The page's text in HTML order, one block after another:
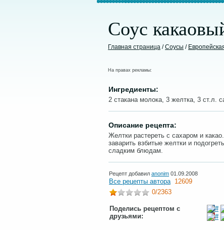
Соус
Главная страница /Соусы /
На правах рекламы:
Ингредиенты:
2 стакана молока, 3 желтка, 3 ст.л.
Описание рецепта:
Желтки растереть с сахаром и
заварить взбитые желтки и
сладким блюдам.
Рецепт добавил anonim 01.09.2008
Все рецепты автора 12609
0/2363
Поделись рецептом с
друзьями: